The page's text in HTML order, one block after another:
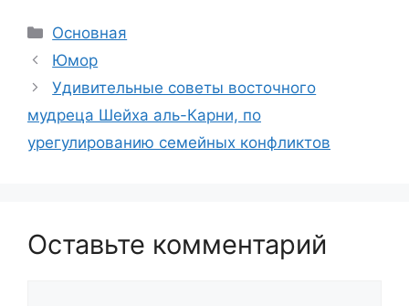
Рубрики
Основная
Юмор
Удивительные советы восточного
мудреца Шейха аль-Карни, по
урегулированию семейных конфликтов
Оставьте комментарий